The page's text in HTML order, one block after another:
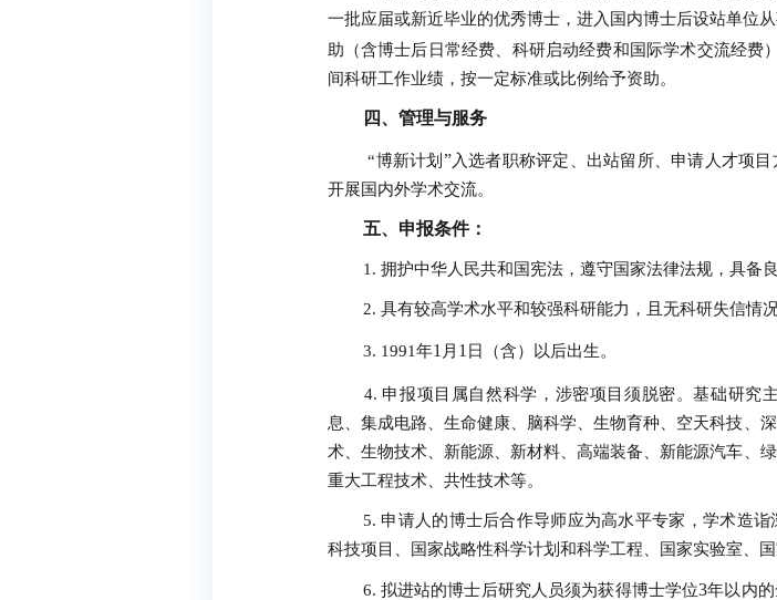
一批应届或新近毕业的优秀博士，进入国内博士后设站单位
助（含博士后日常经费、科研启动经费和国际学术交流经费
间科研工作业绩，按一定标准或比例给予资助。
四、管理与服务
“博新计划 ”入选者职称评定、出站留所、申请人才项
开展国内外学术交流。
五、申报条件：
1. 拥护中华人民共和国宪法，遵守国家法律法规，具备良
2. 具有较高学术水平和较强科研能力，且无科研失信情况
3. 1991年1 月 1 日（含）以后出生。
4. 申报项目属自然科学，涉密项目须脱密。基础研究
息、集成电路、生命健康、脑科学、生物育种、空天科技、
术、生物技术、新能源、新材料、高端装备、新能源汽车、
重大工程技术、共性技术等。
5. 申请人的博士后合作导师应为高水平专家，学术造
科技项目、国家战略性科学计划和科学工程、国家实验室、国
6. 拟进站的博士后研究人员须为获得博士学位3年以内